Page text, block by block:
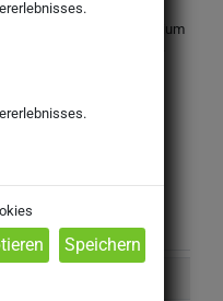
Chloride,Sodium
Hydantoin,Alpha-
19140,CI 42090.